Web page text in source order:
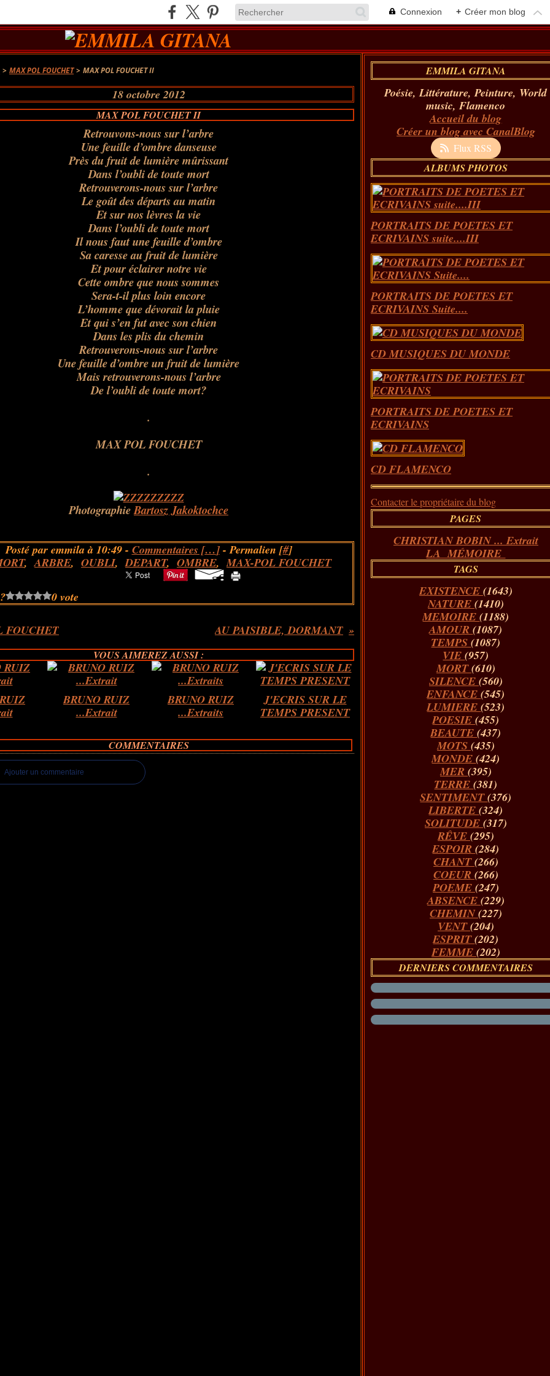
Connexion + Créer mon blog
> MAX POL FOUCHET > MAX POL FOUCHET II
18 octobre 2012
MAX POL FOUCHET II
Retrouvons-nous sur l’arbre
Une feuille d’ombre danseuse
Près du fruit de lumière mûrissant
Dans l’oubli de toute mort
Retrouverons-nous sur l’arbre
Le goût des départs au matin
Et sur nos lèvres la vie
Dans l’oubli de toute mort
Il nous faut une feuille d’ombre
Sa caresse au fruit de lumière
Et pour éclairer notre vie
Cette ombre que nous sommes
Sera-t-il plus loin encore
L’homme que dévorait la pluie
Et qui s’en fut avec son chien
Dans les plis du chemin
Retrouverons-nous sur l’arbre
Une feuille d’ombre un fruit de lumière
Mais retrouverons-nous l’arbre
De l’oubli de toute mort?
.
MAX POL FOUCHET
.
PhotographieBartosz Jakoktochce
Posté par emmila à 10:49 - Commentaires […]- Permalien [#]
,ARBRE, OUBLI,DEPART, OMBRE,MAX-POL FOUCHET
0 vote
FOUCHET AU PAISIBLE, DORMANT
VOUS AIMEREZ AUSSI :
BRUNO RUIZ
...Extrait
BRUNO RUIZ
...Extraits
J'ECRIS SUR LE
TEMPS PRESENT
COMMENTAIRES
Ajouter un commentaire
EMMILA GITANA
Poésie, Littérature, Peinture, World
music, Flamenco
Accueil du blog
Créer un blog avec CanalBlog
Flux RSS
ALBUMS PHOTOS
PORTRAITS DE POETES ET
ECRIVAINS suite....III
PORTRAITS DE POETES ET
ECRIVAINS Suite....
CD MUSIQUES DU MONDE
PORTRAITS DE POETES ET
ECRIVAINS
CD FLAMENCO
Contacter le propriétaire du blog
PAGES
CHRISTIAN BOBIN ... Extrait
LA MÉMOIRE
TAGS
EXISTENCE (1643)
NATURE (1410)
MEMOIRE(1188)
AMOUR(1087)
TEMPS(1087)
VIE(957)
MORT(610)
SILENCE (560)
ENFANCE(545)
LUMIERE(523)
POESIE(455)
BEAUTE(437)
MOTS (435)
MONDE(424)
MER (395)
TERRE(381)
SENTIMENT(376)
LIBERTE(324)
SOLITUDE (317)
RÊVE (295)
ESPOIR(284)
CHANT(266)
COEUR (266)
POEME (247)
ABSENCE (229)
CHEMIN(227)
VENT(204)
ESPRIT(202)
FEMME (202)
DERNIERS COMMENTAIRES